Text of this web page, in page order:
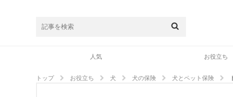
人気 お役立ち
トップ お役立ち 犬 犬の保険 犬とペット保険